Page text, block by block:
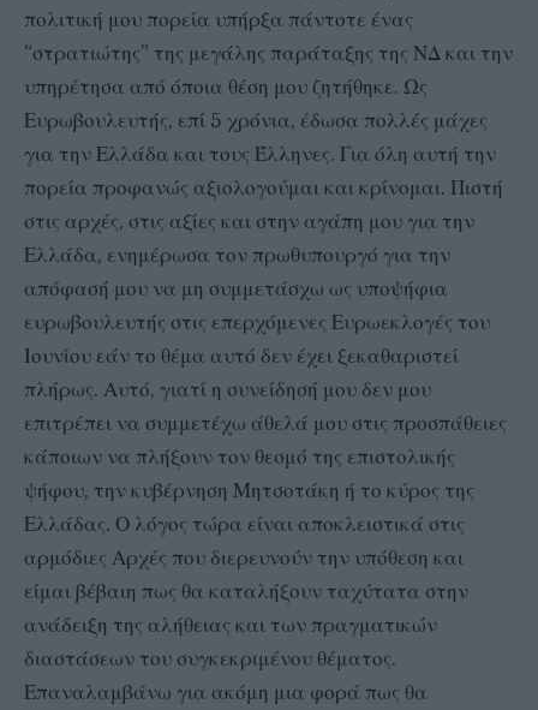
πολιτική μου πορεία υπήρξα πάντοτε ένας
“στρατιώτης” της μεγάλης παράταξης της ΝΔ και την
υπηρέτησα από όποια θέση μου ζητήθηκε. Ως
Ευρωβουλευτής, επί 5 χρόνια, έδωσα πολλές μάχες
για την Ελλάδα και τους Έλληνες. Για όλη αυτή την
πορεία προφανώς αξιολογούμαι και κρίνομαι. Πιστή
στις αρχές, στις αξίες και στην αγάπη μου για την
Ελλάδα, ενημέρωσα τον πρωθυπουργό για την
απόφασή μου να μη συμμετάσχω ως υποψήφια
ευρωβουλευτής στις επερχόμενες Ευρωεκλογές του
Ιουνίου εάν το θέμα αυτό δεν έχει ξεκαθαριστεί
πλήρως. Αυτό, γιατί η συνείδησή μου δεν μου
επιτρέπει να συμμετέχω άθελά μου στις προσπάθειες
κάποιων να πλήξουν τον θεσμό της επιστολικής
ψήφου, την κυβέρνηση Μητσοτάκη ή το κύρος της
Ελλάδας. Ο λόγος τώρα είναι αποκλειστικά στις
αρμόδιες Αρχές που διερευνούν την υπόθεση και
είμαι βέβαιη πως θα καταλήξουν ταχύτατα στην
ανάδειξη της αλήθειας και των πραγματικών
διαστάσεων του συγκεκριμένου θέματος.
Επαναλαμβάνω για ακόμη μια φορά πως θα